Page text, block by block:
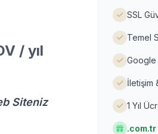
/ yıl
Siteniz
SSL
Temel
Google
İletişim
1 Yıl
.com.tr